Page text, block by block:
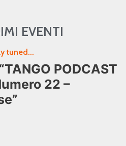
EVENTI
tuned...
PODCAST
22 –